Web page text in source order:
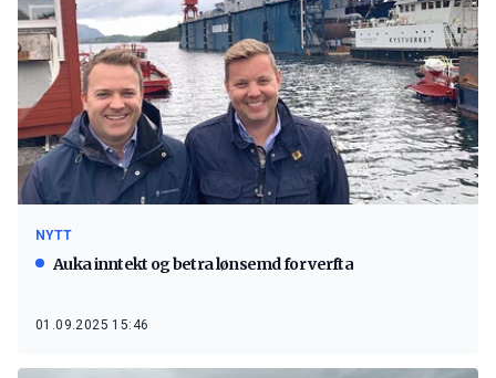
NYTT
Auka inntekt og betra lønsemd for verfta
01.09.2025 15:46